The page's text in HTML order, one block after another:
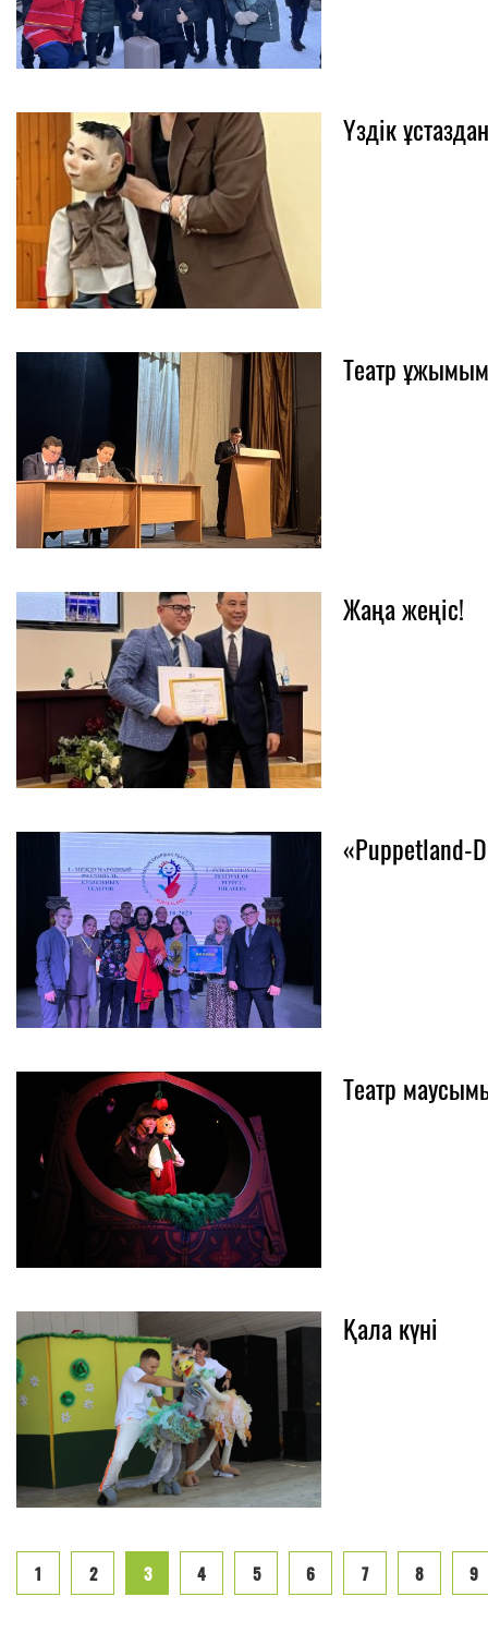
Үздік
Театр
Жаңа жеңіс!
«Puppetland-
Театр
Қала күні
1 2 3 4 5 6 7 8 9